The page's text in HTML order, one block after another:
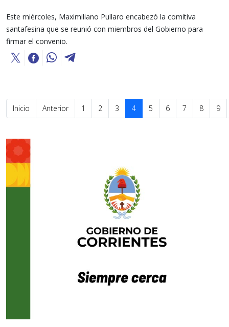
Este miércoles, Maximiliano Pullaro encabezó la comitiva
santafesina que se reunió con miembros del Gobierno para
firmar el convenio.
Inicio Anterior 1 2 3 4 5 6 7 8 9